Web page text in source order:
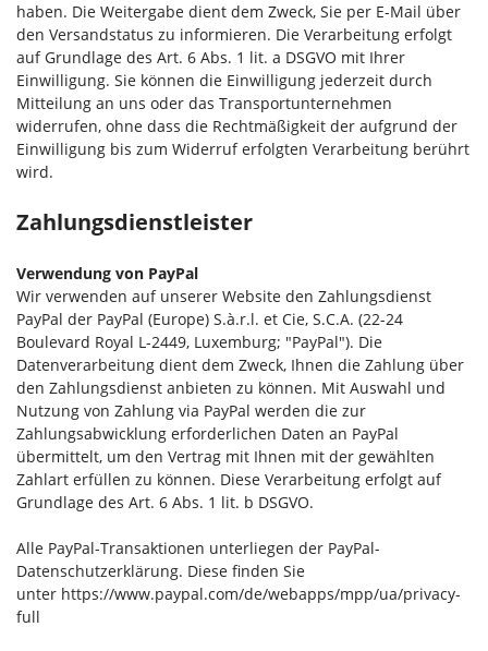
haben. Die Weitergabe dient dem Zweck, Sie per E-Mail über
den Versandstatus zu informieren. Die Verarbeitung erfolgt
auf Grundlage des Art. 6 Abs. 1 lit. a DSGVO mit Ihrer
Einwilligung. Sie können die Einwilligung jederzeit durch
Mitteilung an uns oder das Transportunternehmen
widerrufen, ohne dass die Rechtmäßigkeit der aufgrund der
Einwilligung bis zum Widerruf erfolgten Verarbeitung berührt
wird.
Zahlungsdienstleister
Verwendung von PayPal
Wir verwenden auf unserer Website den Zahlungsdienst
PayPal der PayPal (Europe) S.à.r.l. et Cie, S.C.A. (22-24
Boulevard Royal L-2449, Luxemburg; "PayPal"). Die
Datenverarbeitung dient dem Zweck, Ihnen die Zahlung über
den Zahlungsdienst anbieten zu können. Mit Auswahl und
Nutzung von Zahlung via PayPal werden die zur
Zahlungsabwicklung erforderlichen Daten an PayPal
übermittelt, um den Vertrag mit Ihnen mit der gewählten
Zahlart erfüllen zu können. Diese Verarbeitung erfolgt auf
Grundlage des Art. 6 Abs. 1 lit. b DSGVO.
Alle PayPal-Transaktionen unterliegen der PayPal-
Datenschutzerklärung. Diese finden Sie
unter https://www.paypal.com/de/webapps/mpp/ua/privacy-
full